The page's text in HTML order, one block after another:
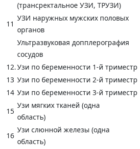
(трансректальное УЗИ, ТРУЗИ)
11
УЗИ наружных мужских половых
органов
Ультразвуковая допплерография
сосудов
12.Узи по беременности 1-й триместр
13 Узи по беременности 2-й триместр
14 Узи по беременности 3-й триместр
15
Узи мягких тканей (одна
область)
16
Узи слюнной железы (одна
область)